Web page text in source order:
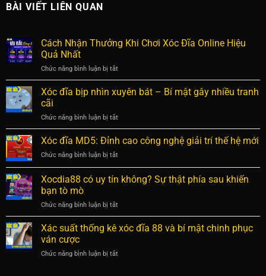
BÀI VIẾT LIÊN QUAN
Cách Nhận Thưởng Khi Chơi Xóc Đĩa Online Hiệu
Quả Nhất
Chức năng bình luận bị tắtở
Cách
Nhận
Thưởng
Chơi
Xóc
Đĩa
Quả
Nhất
Xóc đĩa bịp nhìn xuyên bát – Bí mật gây nhiều tranh
cãi
Chức năng bình luận bị tắtở
Xóc
đĩa
nhìn
xuyên
bát
mật
gây
nhiều
Xóc đĩa MD5: Đỉnh cao công nghệ giải trí thế hệ mới
Chức năng bình luận bị tắtở
đĩa
cao
công
nghệ
thế
Xocdia88 có uy tín không? Sự thật phía sau khiến
bạn tò mò
Chức năng bình luận bị tắtở
Xocdia88
có
không?
Xác suất thống kê xóc đĩa 88 và bí mật chinh phục
ván cược
Chức năng bình luận bị tắtở